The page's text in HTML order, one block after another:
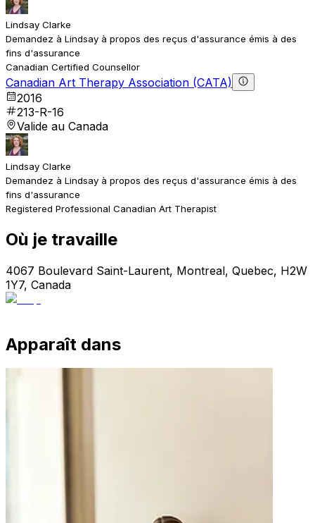
Lindsay Clarke
Demandez à Lindsay à propos des reçus d'assurance émis à des
fins d'assurance
Canadian Certified Counsellor
Canadian Art Therapy Association (CATA)
2016
213-R-16
Valide au Canada
Lindsay Clarke
Demandez à Lindsay à propos des reçus d'assurance émis à des
fins d'assurance
Registered Professional Canadian Art Therapist
Où je travaille
4067 Boulevard Saint-Laurent, Montreal, Quebec, H2W
1Y7, Canada
Apparaît dans